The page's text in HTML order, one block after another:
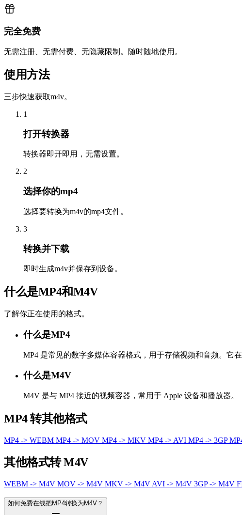
完全免费
无需注册、无需付费、无隐藏限制。随时随地使用。
使用方法
三步快速获取m4v。
1
打开转换器
转换器即开即用，无需设置。
2
选择你的mp4
选择要转换为m4v的mp4文件。
3
转换并下载
即时生成m4v并保存到设备。
什么是MP4和M4V
了解你正在使用的格式。
什么是MP4
MP4 是常见的数字多媒体容器格式，用于存储视频和音频。它
什么是M4V
M4V 是与 MP4 接近的视频容器，常用于 Apple 设备和播放器。
MP4 转其他格式
MP4 -> WEBM MP4 -> MOV MP4 -> MKV MP4 -> AVI MP4 -> 3GP
其他格式转 M4V
WEBM -> M4V MOV -> M4V MKV -> M4V AVI -> M4V 3GP -> M4V
如何免费在线把MP4转换为M4V？